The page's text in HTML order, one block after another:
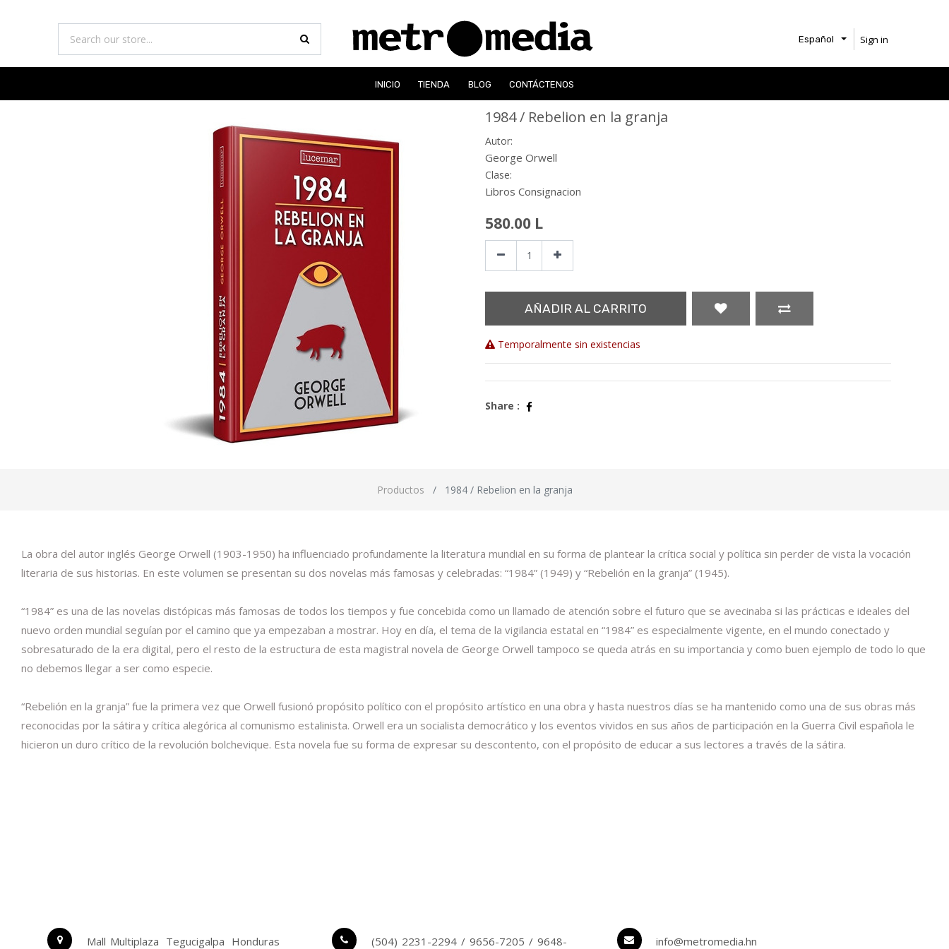
Español Sign in
INICIO TIENDA BLOG CONTÁCTENOS
1984 / Rebelion en la granja
Autor:
George Orwell
Clase:
Libros Consignacion
580.00 L
AÑADIR AL CARRITO
Temporalmente sin existencias
Share :
Productos 1984 / Rebelion en la granja
La obra del autor inglés George Orwell (1903-1950) ha influenciado profundamente la literatura mundial en su forma de plantear la crítica social y política sin perder de vista la vocación
literaria de sus historias. En este volumen se presentan su dos novelas más famosas y celebradas: “1984” (1949) y “Rebelión en la granja” (1945).
“1984” es una de las novelas distópicas más famosas de todos los tiempos y fue concebida como un llamado de atención sobre el futuro que se avecinaba si las prácticas e ideales del
nuevo orden mundial seguían por el camino que ya empezaban a mostrar. Hoy en día, el tema de la vigilancia estatal en “1984” es especialmente vigente, en el mundo conectado y
sobresaturado de la era digital, pero el resto de la estructura de esta magistral novela de George Orwell tampoco se queda atrás en su importancia y como buen ejemplo de todo lo que
no debemos llegar a ser como especie.
“Rebelión en la granja” fue la primera vez que Orwell fusionó propósito político con el propósito artístico en una obra y hasta nuestros días se ha mantenido como una de sus obras más
reconocidas por la sátira y crítica alegórica al comunismo estalinista. Orwell era un socialista democrático y los eventos vividos en sus años de participación en la Guerra Civil española le
hicieron un duro crítico de la revolución bolchevique. Esta novela fue su forma de expresar su descontento, con el propósito de educar a sus lectores a través de la sátira.
Mall Multiplaza Tegucigalpa Honduras (504) 2231-2294 / 9656-7205 / 9648- info@metromedia.hn